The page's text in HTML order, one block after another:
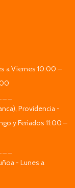
a Viernes 10:00 –
Providencia -
y Feriados 11:00 –
- Lunes a